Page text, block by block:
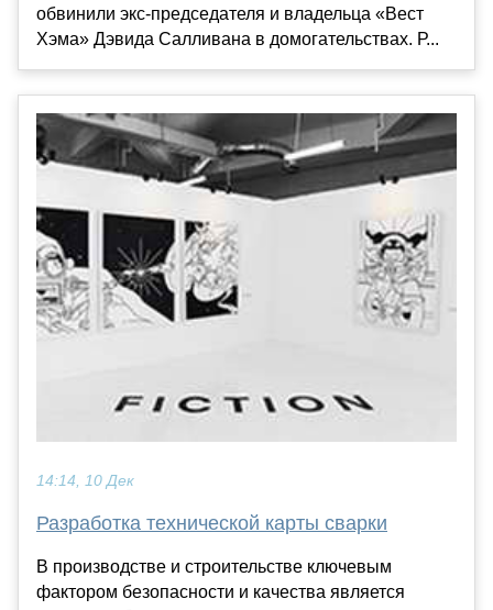
обвинили экс-председателя и владельца «Вест
Хэма» Дэвида Салливана в домогательствах. Р...
14:14, 10 Дек
Разработка технической карты сварки
В производстве и строительстве ключевым
фактором безопасности и качества является